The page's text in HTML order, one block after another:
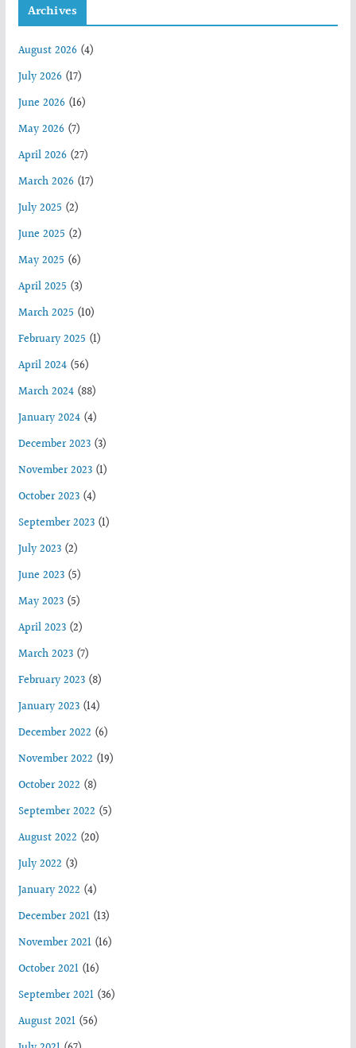
Archives
August 2026(4)
July 2026(17)
June 2026(16)
May 2026(7)
April 2026(27)
March 2026(17)
July 2025 (2)
June 2025 (2)
May 2025 (6)
April 2025 (3)
March 2025 (10)
February 2025 (1)
April 2024(56)
March 2024(88)
January 2024(4)
December 2023(3)
November 2023(1)
October 2023(4)
September 2023(1)
July 2023(2)
June 2023(5)
May 2023(5)
April 2023(2)
March 2023(7)
February 2023(8)
January 2023(14)
December 2022 (6)
November 2022 (19)
October 2022 (8)
September 2022 (5)
August 2022 (20)
July 2022 (3)
January 2022 (4)
December 2021(13)
November 2021(16)
October 2021(16)
September 2021(36)
August 2021(56)